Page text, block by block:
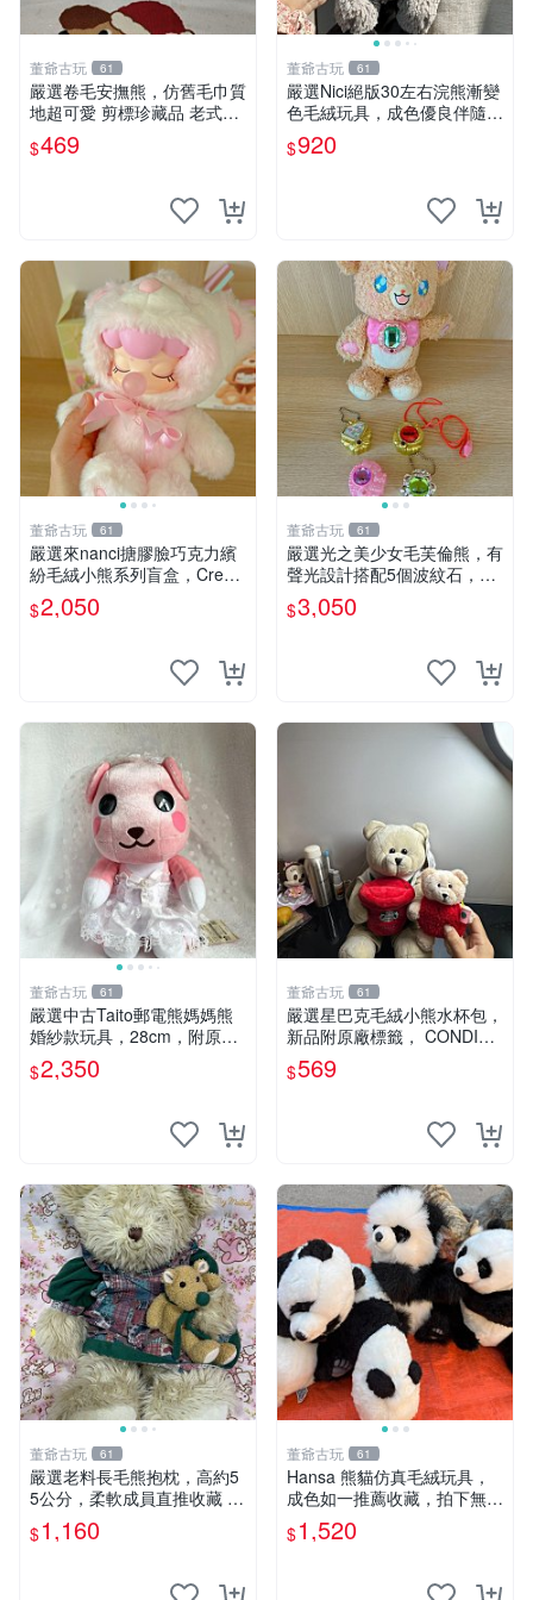
董爺古玩 61
嚴選卷毛安撫熊，仿舊毛巾質
地超可愛 剪標珍藏品 老式毛
巾質地 安撫熊 款式
$469
董爺古玩 61
嚴選Nici絕版30左右浣熊漸變
色毛絨玩具，成色優良伴隨原
廠牌標 浣熊 玩具 毛絨
$920
董爺古玩 61
嚴選來nanci搪膠臉巧克力繽
紛毛絨小熊系列盲盒，Crea
my櫻花巧藝盲盒 隱藏款Crea
my櫻花巧藝 嬰熊盲盒娃娃 樂
$2,050
董爺古玩 61
嚴選光之美少女毛芙倫熊，有
聲光設計搭配5個波紋石，成
色完美如圖。爽快附電池，讓
愛心不打折扣。 光之美少女
$3,050
董爺古玩 61
嚴選中古Taito郵電熊媽媽熊
婚紗款玩具，28cm，附原
盒，保存極佳實拍，婚紗細節
清晰可見，偶像收藏推薦 婚
$2,350
董爺古玩 61
嚴選星巴克毛絨小熊水杯包，
新品附原廠標籤， CONDITI
ON 良好，詳情請參閱商品圖
片。 星巴克 毛絨小熊 水杯包
$569
董爺古玩 61
嚴選老料長毛熊抱枕，高約5
5公分，柔軟成員直推收藏 長
毛熊 柔軟熊抱枕 55公分
$1,160
董爺古玩 61
Hansa 熊貓仿真毛絨玩具，
成色如一推薦收藏，拍下無疑
心 熊貓 毛絨玩具 收藏
$1,520